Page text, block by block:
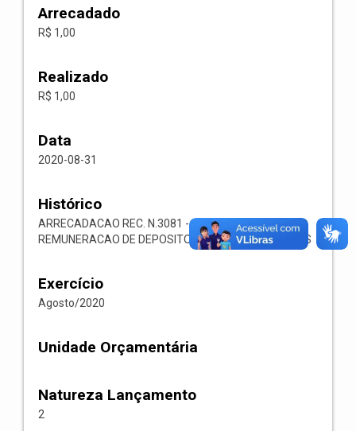
Arrecadado
R$ 1,00
Realizado
R$ 1,00
Data
2020-08-31
Histórico
ARRECADACAO REC. N.3081 -- 1321.00.1.1.05-
REMUNERACAO DE DEPOSITOS BANCARIOS-OUTROS
Exercício
Agosto/2020
Unidade Orçamentária
Natureza Lançamento
2